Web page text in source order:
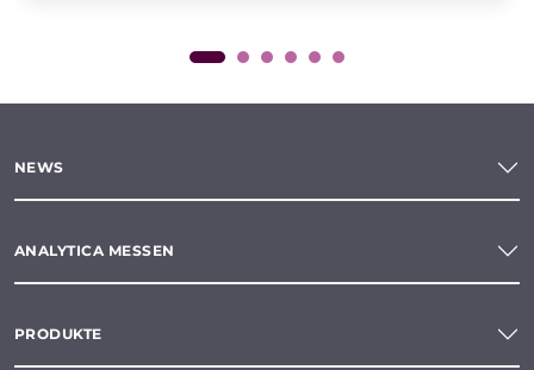
NEWS
ANALYTICA MESSEN
PRODUKTE